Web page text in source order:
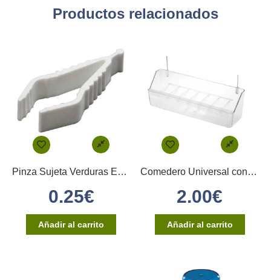
Productos relacionados
Pinza Sujeta Verduras En Plástico
0.25€
Añadir al carrito
Comedero Universal con reja
2.00€
Añadir al carrito